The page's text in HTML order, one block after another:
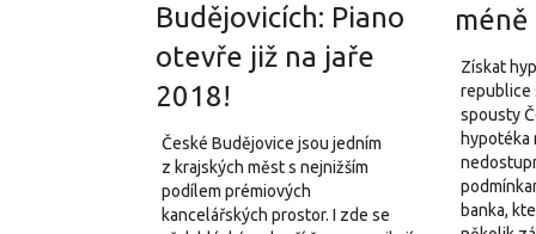
Budějovicích: Piano
otevře již na jaře
2018!
České Budějovice jsou jedním
z krajských měst s nejnižším
podílem prémiových
kancelářských prostor. I zde se
méně
Získat
republice
spousty
hypotéka
banka,